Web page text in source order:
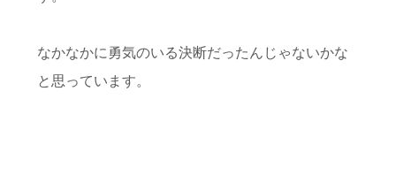
なかなかに勇気のいる決断だったんじゃないかな
と思っています。